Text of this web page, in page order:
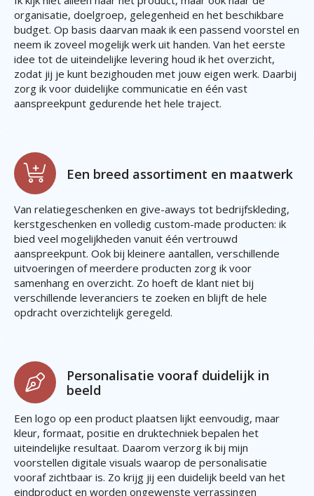
organisatie, doelgroep, gelegenheid en het beschikbare
budget. Op basis daarvan maak ik een passend voorstel en
neem ik zoveel mogelijk werk uit handen. Van het eerste
idee tot de uiteindelijke levering houd ik het overzicht,
zodat jij je kunt bezighouden met jouw eigen werk. Daarbij
zorg ik voor duidelijke communicatie en één vast
aanspreekpunt gedurende het hele traject.
Een breed assortiment en maatwerk
Van relatiegeschenken en give-aways tot bedrijfskleding,
kerstgeschenken en volledig custom-made producten: ik
bied veel mogelijkheden vanuit één vertrouwd
aanspreekpunt. Ook bij kleinere aantallen, verschillende
uitvoeringen of meerdere producten zorg ik voor
samenhang en overzicht. Zo hoeft de klant niet bij
verschillende leveranciers te zoeken en blijft de hele
opdracht overzichtelijk geregeld.
Personalisatie vooraf duidelijk in
beeld
Een logo op een product plaatsen lijkt eenvoudig, maar
kleur, formaat, positie en druktechniek bepalen het
uiteindelijke resultaat. Daarom verzorg ik bij mijn
voorstellen digitale visuals waarop de personalisatie
vooraf zichtbaar is. Zo krijg jij een duidelijk beeld van het
eindproduct en worden ongewenste verrassingen